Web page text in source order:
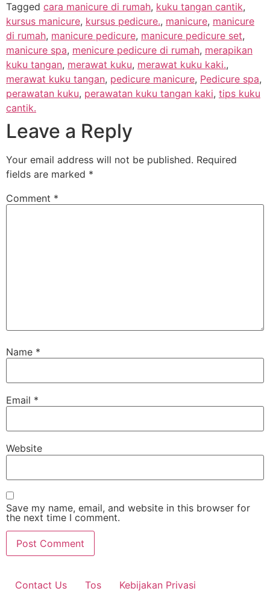
Tagged cara manicure di rumah, kuku tangan cantik,
kursus manicure, kursus pedicure., manicure, manicure
di rumah, manicure pedicure, manicure pedicure set,
manicure spa, menicure pedicure di rumah, merapikan
kuku tangan, merawat kuku, merawat kuku kaki.,
merawat kuku tangan, pedicure manicure, Pedicure spa,
perawatan kuku, perawatan kuku tangan kaki, tips kuku
cantik.
Leave a Reply
Your email address will not be published. Required
fields are marked *
Comment *
Name *
Email *
Website
Save my name, email, and website in this browser for
the next time I comment.
Contact Us Tos Kebijakan Privasi